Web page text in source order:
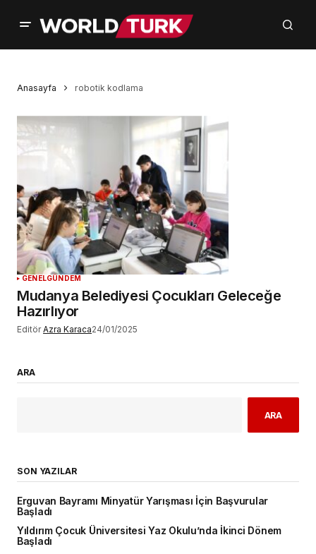
Anasayfa robotik kodlama
GENELGÜNDEM
Mudanya Belediyesi Çocukları Geleceğe
Hazırlıyor
Editör Azra Karaca24/01/2025
ARA
ARA
SON YAZILAR
Erguvan Bayramı Minyatür Yarışması İçin Başvurular
Başladı
Yıldırım Çocuk Üniversitesi Yaz Okulu’nda İkinci Dönem
Başladı